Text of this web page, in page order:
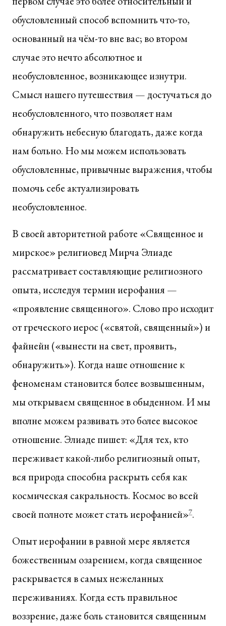
обусловленный способ вспомнить что-то,
основанный на чём-то вне вас; во втором
случае это нечто абсолютное и
необусловленное, возникающее изнутри.
Смысл нашего путешествия — достучаться до
необусловленного, что позволяет нам
обнаружить небесную благодать, даже когда
нам больно. Но мы можем использовать
обусловленные, привычные выражения, чтобы
помочь себе актуализировать
необусловленное.
В своей авторитетной работе «Священное и
мирское» религиовед Мирча Элиаде
рассматривает составляющие религиозного
опыта, исследуя термин иерофания —
«проявление священного». Слово про исходит
от греческого иерос («святой, священный») и
файнейн («вынести на свет, проявить,
обнаружить»). Когда наше отношение к
феноменам становится более возвышенным,
мы открываем священное в обыденном. И мы
вполне можем развивать это более высокое
отношение. Элиаде пишет: «Для тех, кто
переживает какой-либо религиозный опыт,
вся природа способна раскрыть себя как
космическая сакральность. Космос во всей
своей полноте может стать иерофанией»7.
Опыт иерофании в равной мере является
божественным озарением, когда священное
раскрывается в самых нежеланных
переживаниях. Когда есть правильное
воззрение, даже боль становится священным